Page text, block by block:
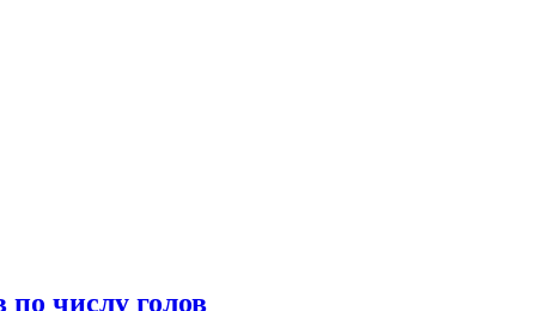
числу голов